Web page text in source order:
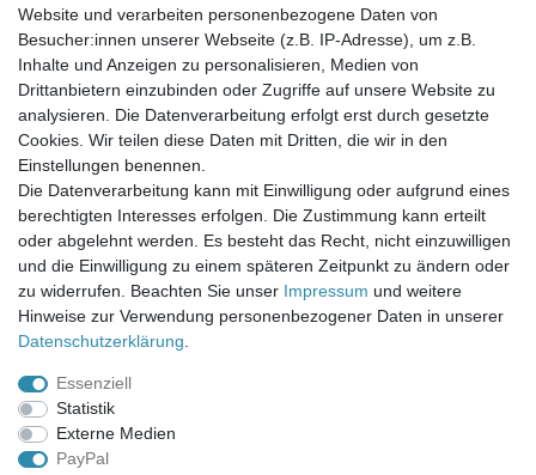
Newsletter-Anmeldung
FAQ / Fragen
Mein Warenkorb
Mein Merkzettel
Mein Konto
UNSER LADENGESCHÄFT
Gottlieb-Daimler-Str. 10
33334 Gütersloh
ÖFFNUNGSZEITEN
Montag - Dienstag: 8.00 - 18.00 Uhr, Mittwoch Ruhetag,
Donnerstag: 8.00 - 18.00 Uhr, Freitag 8.00 - 14.00 Uhr
KUNDENSERVICE
Telefon: (05241) 403 22 38
E-Mail: info@stoffamstueck.de
Website und verarbeiten personenbezogene Daten von
Besucher:innen unserer Webseite (z.B. IP-Adresse), um z.B.
Inhalte und Anzeigen zu personalisieren, Medien von
Drittanbietern einzubinden oder Zugriffe auf unsere Website zu
analysieren. Die Datenverarbeitung erfolgt erst durch gesetzte
Cookies. Wir teilen diese Daten mit Dritten, die wir in den
Einstellungen benennen.
Die Datenverarbeitung kann mit Einwilligung oder aufgrund eines
berechtigten Interesses erfolgen. Die Zustimmung kann erteilt
oder abgelehnt werden. Es besteht das Recht, nicht einzuwilligen
und die Einwilligung zu einem späteren Zeitpunkt zu ändern oder
zu widerrufen. Beachten Sie unser Impressum und weitere
Hinweise zur Verwendung personenbezogener Daten in unserer
Daten­schutz­erklärung
Essenziell
Statistik
Externe Medien
PayPal